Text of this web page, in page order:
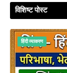
विशिष्ट पोस्ट
हिंदी व्‍याकरण